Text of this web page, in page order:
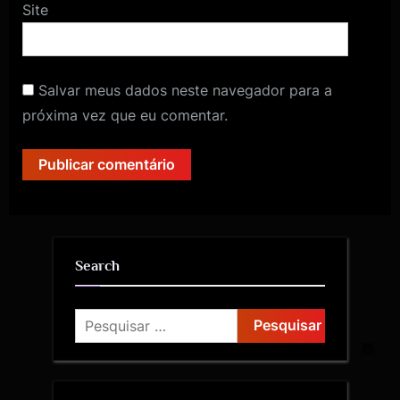
Site
Salvar meus dados neste navegador para a
próxima vez que eu comentar.
Search